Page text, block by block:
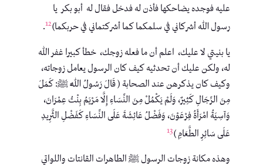
عليه فوجده يضاحكها فأذن له فدخل فقال له ‏ ‏أبو بكر ‏ ‏يا
رسول الله أشركاني في سلمكما كما أشركتماني‏ في حربكما)12
.
يا بنيتي لا عليك، اعلم أن ما فعله زوجك، خطأ كبيرا غفر الله
له، ولكن عليك أن تحدثيه كيف كان الرسول يعامل زوجاته،
وكيف كان يذكرهن عند الصحابة ( قَالَ رَسُولُ اللَّهِ ﷺ: كَمَلَ
مِنَ الرِّجَالِ كَثِيرٌ، وَلَمْ يَكْمُلْ مِنَ النِّسَاءِ إِلَّا مَرْيَمُ بِنْتُ عِمْرَانَ،
وَآسِيَةُ امْرَأَةُ فِرْعَوْنَ، وَفَضْلُ عَائِشَةَ عَلَى النِّسَاءِ كَفَضْلِ الثَّرِيدِ
عَلَى سَائِرِ الطَّعَامِ )13
وهذه مكانة زوجات الرسول ﷺ الطاهرات القانتات واللواتي